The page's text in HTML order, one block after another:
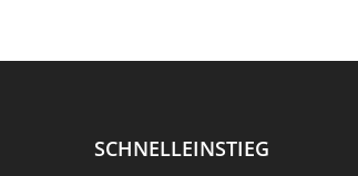
SCHNELLEINSTIEG